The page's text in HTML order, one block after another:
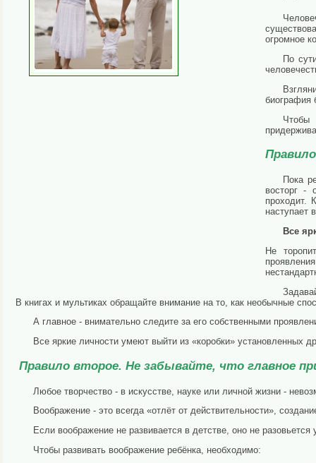
огромное
По
биография
Чтобы
Пока
восторг -
проходит.
наступает
Все
Не
В книгах и мультиках обращайте внимание на то, как необычные
А главное - внимательно следите за его собственными
Все яркие личности умеют выйти из «коробки» установленных
Правило второе. Не забывайте, что главное
Любое творчество - в искусстве, науке или личной жизни -
Воображение - это всегда «отлёт от действительности»,
Если воображение не развивается в детстве, оно не разовьется
Чтобы развивать воображение ребёнка, необходимо: